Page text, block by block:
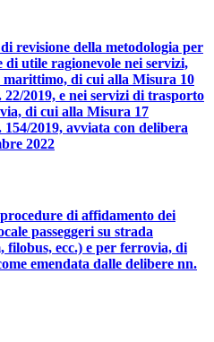
revisione della metodologia per
utile ragionevole nei servizi,
marittimo, di cui alla Misura 10
2019, e nei servizi di trasporto
di cui alla Misura 17
2019, avviata con delibera
2022
di affidamento dei
passeggeri su strada
filobus, ecc.) e per ferrovia, di
emendata dalle delibere nn.